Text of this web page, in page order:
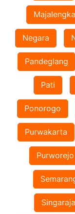
Majalengka
Negara
Pandeglang
Pati
Ponorogo
Purwakarta
Purworejo
Singaraja